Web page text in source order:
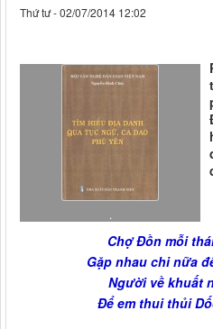
Thứ tư - 02/07/2014 12:02
.
Chợ Đồn mỗi
Gặp nhau chi nữa
Người về khuất
Để em thui thủi